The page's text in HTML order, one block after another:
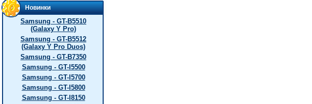
Новинки
Samsung - GT-B5510
(Galaxy Y Pro)
Samsung - GT-B5512
(Galaxy Y Pro Duos)
Samsung - GT-B7350
Samsung - GT-I5500
Samsung - GT-I5700
Samsung - GT-I5800
Samsung - GT-I8150